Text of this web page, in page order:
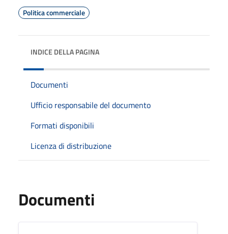
Politica commerciale
INDICE DELLA PAGINA
Documenti
Ufficio responsabile del documento
Formati disponibili
Licenza di distribuzione
Documenti